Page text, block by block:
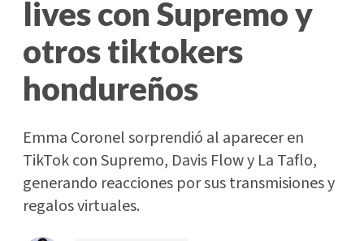
lives con Supremo y
otros tiktokers
hondureños
Emma Coronel sorprendió al aparecer en
TikTok con Supremo, Davis Flow y La Taflo,
generando reacciones por sus transmisiones y
regalos virtuales.